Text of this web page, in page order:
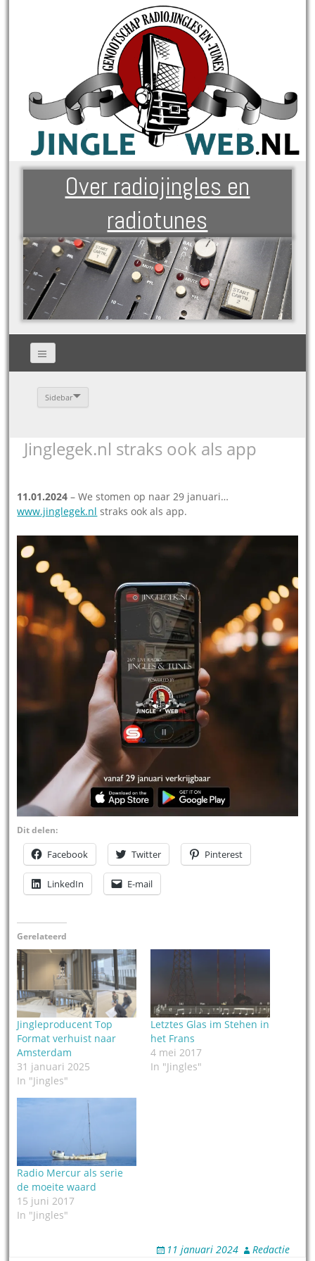
Over radiojingles en
radiotunes
Sidebar
Jinglegek.nl straks ook als app
11.01.2024 – We stomen op naar 29 januari…
www.jinglegek.nl straks ook als app.
Dit delen:
Facebook Twitter Pinterest
LinkedIn E-mail
Gerelateerd
Jingleproducent Top
Format verhuist naar
Amsterdam
31 januari 2025
In "Jingles"
Letztes Glas im Stehen in
het Frans
4 mei 2017
In "Jingles"
Radio Mercur als serie
de moeite waard
15 juni 2017
In "Jingles"
11 januari 2024 Redactie